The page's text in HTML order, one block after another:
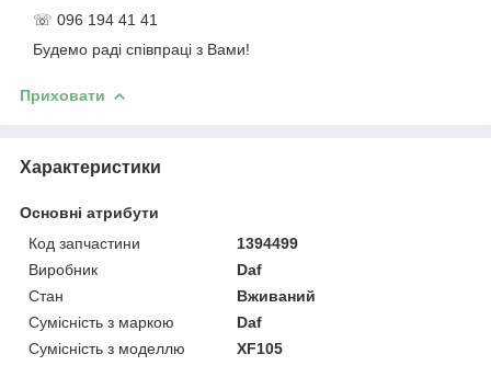
☏ 096 194 41 41
Будемо раді співпраці з Вами!
Приховати
Характеристики
Основні атрибути
Код запчастини
1394499
Виробник
Daf
Стан
Вживаний
Сумісність з маркою
Daf
Сумісність з моделлю
XF105